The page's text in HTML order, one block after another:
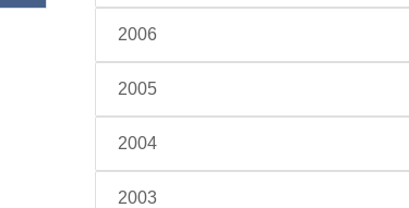
2006
2005
2004
2003